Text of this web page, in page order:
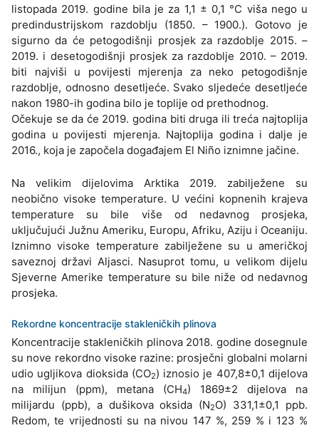
listopada 2019. godine bila je za 1,1 ± 0,1 °C viša nego u
predindustrijskom razdoblju (1850. – 1900.). Gotovo je
sigurno da će petogodišnji prosjek za razdoblje 2015. –
2019. i desetogodišnji prosjek za razdoblje 2010. – 2019.
biti najviši u povijesti mjerenja za neko petogodišnje
razdoblje, odnosno desetljeće. Svako sljedeće desetljeće
nakon 1980-ih godina bilo je toplije od prethodnog.
Očekuje se da će 2019. godina biti druga ili treća najtoplija
godina u povijesti mjerenja. Najtoplija godina i dalje je
2016., koja je započela događajem El Niño iznimne jačine.
Na velikim dijelovima Arktika 2019. zabilježene su
neobično visoke temperature. U većini kopnenih krajeva
temperature su bile više od nedavnog prosjeka,
uključujući Južnu Ameriku, Europu, Afriku, Aziju i Oceaniju.
Iznimno visoke temperature zabilježene su u američkoj
saveznoj državi Aljasci. Nasuprot tomu, u velikom dijelu
Sjeverne Amerike temperature su bile niže od nedavnog
prosjeka.
Rekordne koncentracije stakleničkih plinova
Koncentracije stakleničkih plinova 2018. godine dosegnule
su nove rekordno visoke razine: prosječni globalni molarni
udio ugljikova dioksida (CO2) iznosio je 407,8±0,1 dijelova
na milijun (ppm), metana (CH4) 1869±2 dijelova na
milijardu (ppb), a dušikova oksida (N2O) 331,1±0,1 ppb.
Redom, te vrijednosti su na nivou 147 %, 259 % i 123 %